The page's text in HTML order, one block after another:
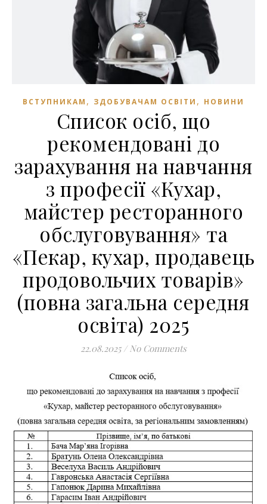
ВСТУПНИКАМ , ЗДОБУВАЧАМ ОСВІТИ , НОВИНИ
Список осіб, що
рекомендовані до
зарахування на навчання
з професії «Кухар,
майстер ресторанного
обслуговування» та
«Пекар, кухар, продавець
продовольчих товарів»
(повна загальна середня
освіта) 2025
22.08.2025 / No Comments